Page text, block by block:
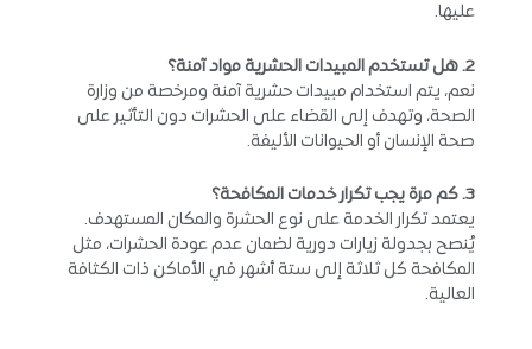
عليها.
2. هل تستخدم المبيدات الحشرية مواد آمنة؟
نعم، يتم استخدام مبيدات حشرية آمنة ومرخصة من وزارة
الصحة، وتهدف إلى القضاء على الحشرات دون التأثير على
صحة الإنسان أو الحيوانات الأليفة.
3. كم مرة يجب تكرار خدمات المكافحة؟
يعتمد تكرار الخدمة على نوع الحشرة والمكان المستهدف.
يُنصح بجدولة زيارات دورية لضمان عدم عودة الحشرات، مثل
المكافحة كل ثلاثة إلى ستة أشهر في الأماكن ذات الكثافة
العالية.